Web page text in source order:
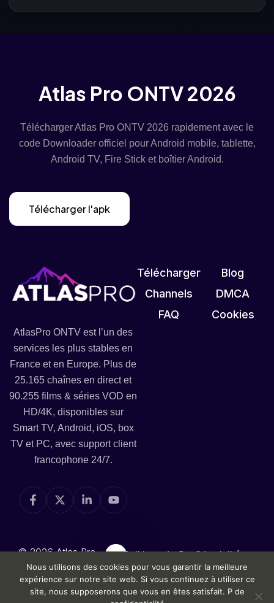
Atlas Pro ONTV 2026
Télécharger Atlas Pro ONTV 2026 rapidement avec le
code Downloader officiel pour Android mobile, tablette,
Android TV, Fire Stick et boîtier Android.
Télécharger l'apk
AtlasPro ONTV est l’un des
services les plus stables en
France et en Europe. Plus de
25.165 chaînes en direct et
90.255 films & séries VOD en
HD/4K, disponibles sur
Smart TV, Android, iOS, box
TV et PC, avec support client
francophone 24/7.
Télécharger
Channels
FAQ
Blog
DMCA
Cookies
© 2026 Atlas Pro
ONTV — la Meilleure
iPTV en France
Politique de Confidentialité
Politique de Remboursement
Conditions d'utilisation
Nous utilisons des cookies pour vous garantir la meilleure
expérience sur notre site web. Si vous continuez à utiliser ce
site, nous supposerons que vous en êtes satisfait. P de